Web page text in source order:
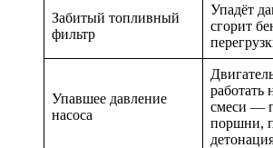
Забитый топливный
фильтр
Упадёт
сгорит
Упавшее давление
насоса
работать
смеси —
поршни,